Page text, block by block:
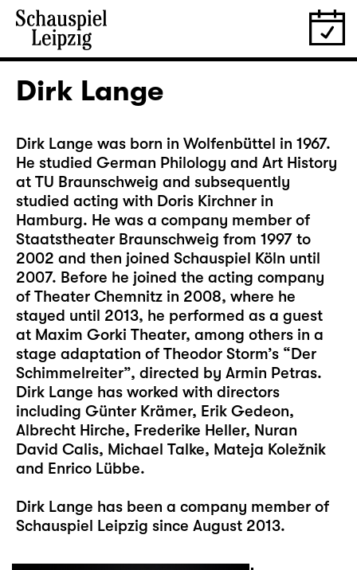
Dirk Lange
Dirk Lange was born in Wolfenbüttel in 1967.
He studied German Philology and Art History
at TU Braunschweig and subsequently
studied acting with Doris Kirchner in
Hamburg. He was a company member of
Staatstheater Braunschweig from 1997 to
2002 and then joined Schauspiel Köln until
2007. Before he joined the acting company
of Theater Chemnitz in 2008, where he
stayed until 2013, he performed as a guest
at Maxim Gorki Theater, among others in a
stage adaptation of Theodor Storm’s “Der
Schimmelreiter”, directed by Armin Petras.
Dirk Lange has worked with directors
including Günter Krämer, Erik Gedeon,
Albrecht Hirche, Frederike Heller, Nuran
David Calis, Michael Talke, Mateja Koležnik
and Enrico Lübbe.
Dirk Lange has been a company member of
Schauspiel Leipzig since August 2013.